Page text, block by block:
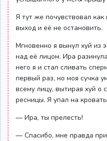
Я тут же почувствовал
выход и её не остановить.
Мгновенно я вынул хуй из
над её лицом. Ира
него я и стал сливать
первый раз, но моя сучка
всему лицу, вытирая хуй о
ресницы. Я упал на
— Ира, ты прелесть!
— Спасибо, мне правда